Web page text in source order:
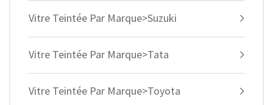
Vitre Teintée Par Marque>Suzuki
Vitre Teintée Par Marque>Tata
Vitre Teintée Par Marque>Toyota